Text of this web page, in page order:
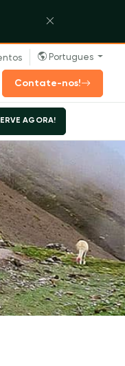
Portugues
Contate-nos!
AGORA!